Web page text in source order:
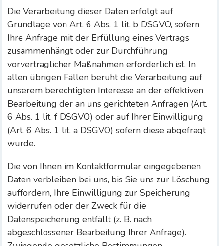
Die Verarbeitung dieser Daten erfolgt auf
Grundlage von Art. 6 Abs. 1 lit. b DSGVO, sofern
Ihre Anfrage mit der Erfüllung eines Vertrags
zusammenhängt oder zur Durchführung
vorvertraglicher Maßnahmen erforderlich ist. In
allen übrigen Fällen beruht die Verarbeitung auf
unserem berechtigten Interesse an der effektiven
Bearbeitung der an uns gerichteten Anfragen (Art.
6 Abs. 1 lit. f DSGVO) oder auf Ihrer Einwilligung
(Art. 6 Abs. 1 lit. a DSGVO) sofern diese abgefragt
wurde.
Die von Ihnen im Kontaktformular eingegebenen
Daten verbleiben bei uns, bis Sie uns zur Löschung
auffordern, Ihre Einwilligung zur Speicherung
widerrufen oder der Zweck für die
Datenspeicherung entfällt (z. B. nach
abgeschlossener Bearbeitung Ihrer Anfrage).